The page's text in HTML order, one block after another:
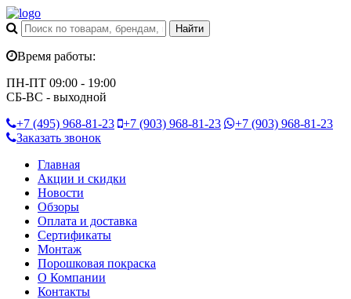
Время работы:
ПН-ПТ 09:00 - 19:00
СБ-ВС - выходной
+7 (495) 968-81-23 +7 (903) 968-81-23 +7 (903) 968-81-23
Заказать звонок
Главная
Акции и скидки
Новости
Обзоры
Оплата и доставка
Сертификаты
Монтаж
Порошковая покраска
О Компании
Контакты